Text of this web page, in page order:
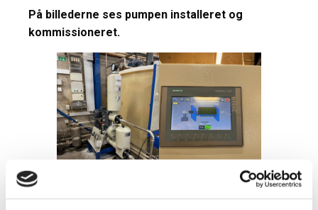
På billederne ses pumpen installeret og
kommissioneret.